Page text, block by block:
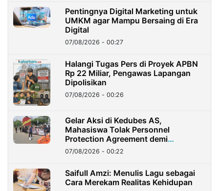
Pentingnya Digital Marketing untuk
UMKM agar Mampu Bersaing di Era
Digital
07/08/2026 - 00:27
Halangi Tugas Pers di Proyek APBN
Rp 22 Miliar, Pengawas Lapangan
Dipolisikan
07/08/2026 - 00:26
Gelar Aksi di Kedubes AS,
Mahasiswa Tolak Personnel
Protection Agreement demi
Kedaulatan Negara
07/08/2026 - 00:22
Saifull Amzi: Menulis Lagu sebagai
Cara Merekam Realitas Kehidupan